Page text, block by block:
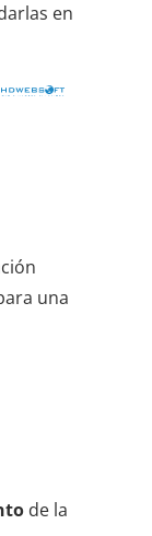
en
una
de la